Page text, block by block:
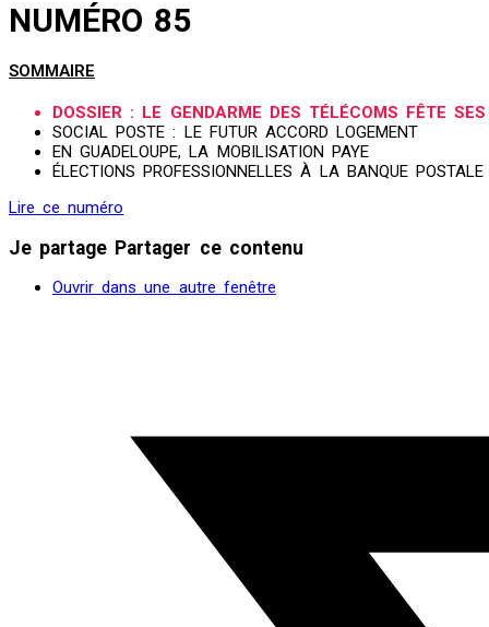
NUMÉRO 85
SOMMAIRE
DOSSIER : LE GENDARME DES TÉLÉCOMS FÊTE
SOCIAL POSTE : LE FUTUR ACCORD LOGEMENT
EN GUADELOUPE, LA MOBILISATION PAYE
ÉLECTIONS PROFESSIONNELLES À LA BANQUE POSTALE
Lire ce numéro
Je partage Partager ce contenu
Ouvrir dans une autre fenêtre